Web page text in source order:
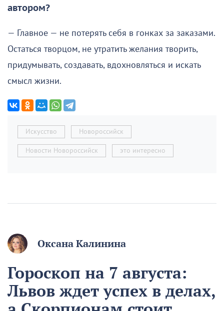
автором?
— Главное — не потерять себя в гонках за заказами.
Остаться творцом, не утратить желания творить,
придумывать, создавать, вдохновляться и искать
смысл жизни.
Искусство Новороссийск
Новости Новороссийск это интересно
Оксана Калинина
Гороскоп на 7 августа:
Львов ждет успех в делах,